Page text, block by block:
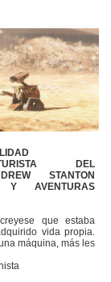
DEL
STANTON
AVENTURAS
que estaba
vida propia.
máquina, más les